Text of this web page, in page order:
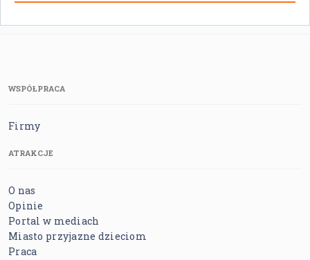
WSPÓŁPRACA
Firmy
ATRAKCJE
O nas
Opinie
Portal w mediach
Miasto przyjazne dzieciom
Praca